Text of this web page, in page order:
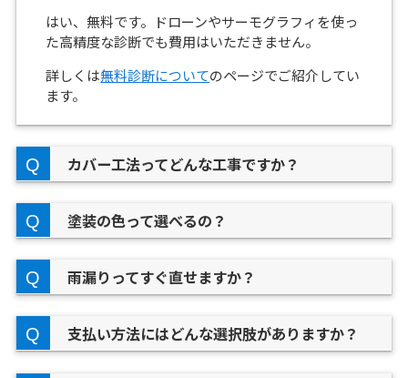
はい、無料です。ドローンやサーモグラフィを使っ
た高精度な診断でも費用はいただきません。
詳しくは無料診断についてのページでご紹介してい
ます。
カバー工法ってどんな工事ですか？
塗装の色って選べるの？
雨漏りってすぐ直せますか？
支払い方法にはどんな選択肢がありますか？